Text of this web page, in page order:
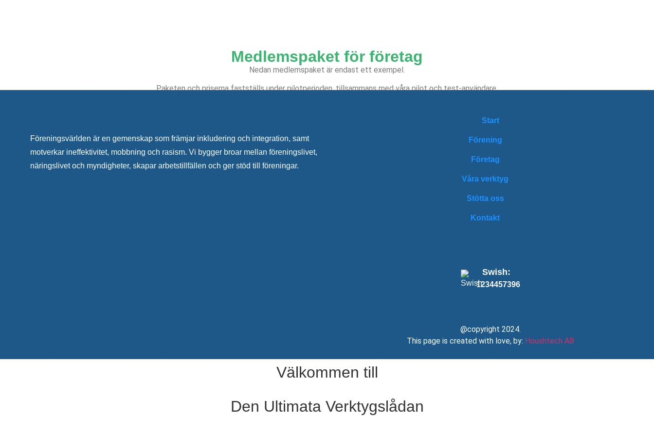
Medlemspaket för företag
Nedan medlemspaket är endast ett exempel.
Paketen och priserna fastställs under pilotperioden, tillsammans med våra pilot och test-användare.
Föreningsvärlden är en gemenskap som främjar inkludering och integration, samt
motverkar ineffektivitet, mobbning och rasism. Vi bygger broar mellan föreningslivet,
näringslivet och myndigheter, skapar arbetstillfällen och ger stöd till föreningar.
Start
Förening
Företag
Våra verktyg
Stötta oss
Kontakt
Swish:
1234457396
@copyright 2024.
This page is created with love, by: Houshtech AB
Välkommen till
Den Ultimata Verktygslådan